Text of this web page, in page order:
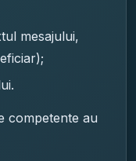
mesajului,
competente au